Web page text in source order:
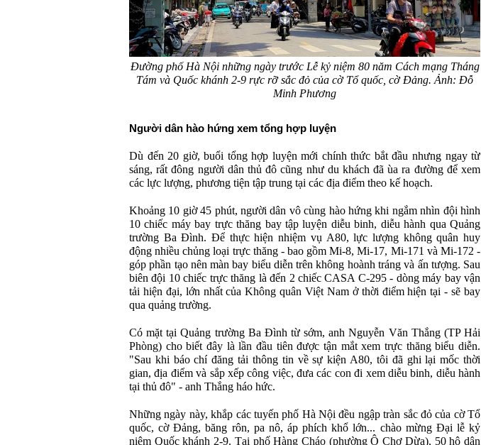
Đường phố Hà Nội những ngày trước Lễ kỷ niệm 80 năm Cách mạng Tháng
Tám và Quốc khánh 2-9 rực rỡ sắc đỏ của cờ Tổ quốc, cờ Đảng. Ảnh: Đỗ
Minh Phương
Người dân hào hứng xem tổng hợp luyện
Dù đến 20 giờ, buổi tổng hợp luyện mới chính thức bắtđầu nhưng ngay từ
sáng, rấtđông người dân thủđô cũng như du kháchđã ùa ra đường để xem
các lực lượng, phương tiện tập trung tại các địa điểm theo kế hoạch.
Khoảng 10 giờ 45 phút, người dân vô cùng hào hứng khi ngắm nhìn đội hình
10 chiếc máy bay trực thăng bay tập luyện diễu binh, diễu hành qua Quảng
trường BaĐình.Để thực hiện nhiệm vụ A80, lực lượng không quân huy
động nhiều chủng loại trực thăng - bao gồm Mi-8, Mi-17, Mi-171 và Mi-172 -
góp phần tạo nên màn bay biểu diễn trên không hoành tráng và ấn tượng. Sau
biênđội 10 chiếc trực thăng làđến 2 chiếc CASA C-295 - dòng máy bay vận
tải hiện đại, lớn nhất của Không quân Việt Nam ở thời điểm hiện tại - sẽ bay
qua quảng trường.
Có mặt tại Quảng trường Ba Đình từ sớm, anh Nguyễn Văn Thắng (TP Hải
Phòng) cho biếtđây là lầnđầu tiênđược tận mắt xem trực thăng biểu diễn.
"Sau khi báo chíđăng tải thông tin về sự kiện A80, tôi đã ghi lại mốc thời
gian,địa điểm và sắp xếp công việc, đưa các conđi xem diễu binh, diễu hành
tại thủ đô" - anh Thắng háo hức.
Những ngày này, khắp các tuyến phố Hà Nộiđều ngập tràn sắc đỏ của cờ Tổ
quốc, cờĐảng, băng rôn, pa nô, áp phích khổ lớn... chào mừng Đại lễ kỷ
niệm Quốc khánh 2-9. Tại phố Hàng Cháo (phườngÔ Chợ Dừa), 50 hộ dân